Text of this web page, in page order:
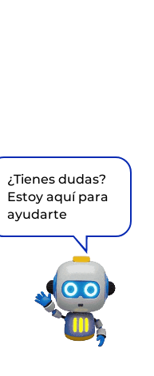
¿Tienes dudas?
Estoy aquí para
ayudarte